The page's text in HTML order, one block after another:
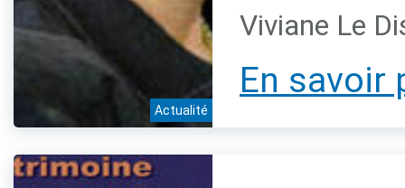
Actualité
Viviane Le
En savoir